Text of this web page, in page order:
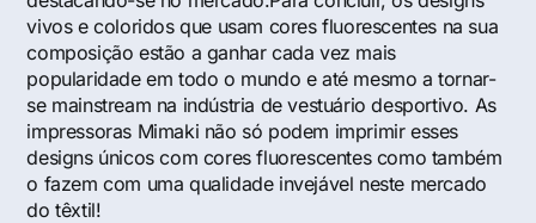
vivos e coloridos que usam cores fluorescentes na sua
composição estão a ganhar cada vez mais
popularidade em todo o mundo e até mesmo a tornar-
se mainstream na indústria de vestuário desportivo. As
impressoras Mimaki não só podem imprimir esses
designs únicos com cores fluorescentes como também
o fazem com uma qualidade invejável neste mercado
do têxtil!